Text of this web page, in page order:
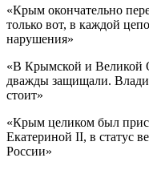
«Крым окончательно
только вот, в каждой
нарушения»
«В Крымской и Великой
дважды защищали.
стоит»
«Крым целиком был
Екатериной II, в статус
России»